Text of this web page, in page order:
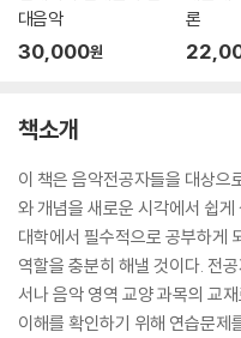
대음악
30,000원
론
책소개
이 책은 음악전공자들을 대상으
와 개념을 새로운 시각에서 쉽
대학에서 필수적으로 공부하게
역할을 충분히 해낼 것이다. 전
서나 음악 영역 교양 과목의 교
이해를 확인하기 위해 연습문